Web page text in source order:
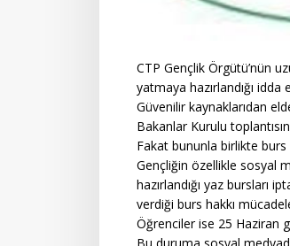
CTP Gençlik Örgütü’nün
yatmaya hazırlandığı idda
Güvenilir kaynaklarıdan
Bakanlar Kurulu
Fakat bununla birlikte
Gençliğin özellikle sosyal
hazırlandığı yaz bursları
verdiği burs hakkı
Öğrenciler ise 25 Haziran